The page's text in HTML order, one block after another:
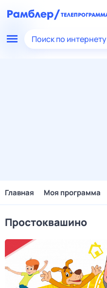
Поиск по интернету
Главная Моя программа
Простоквашино